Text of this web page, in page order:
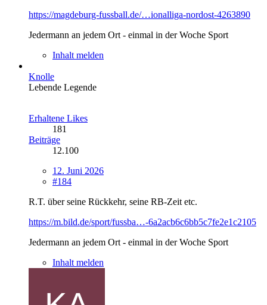
https://magdeburg-fussball.de/…ionalliga-nordost-4263890
Jedermann an jedem Ort - einmal in der Woche Sport
Inhalt melden
Knolle
Lebende Legende
Erhaltene Likes
181
Beiträge
12.100
12. Juni 2026
#184
R.T. über seine Rückkehr, seine RB-Zeit etc.
https://m.bild.de/sport/fussba…-6a2acb6c6bb5c7fe2e1c2105
Jedermann an jedem Ort - einmal in der Woche Sport
Inhalt melden